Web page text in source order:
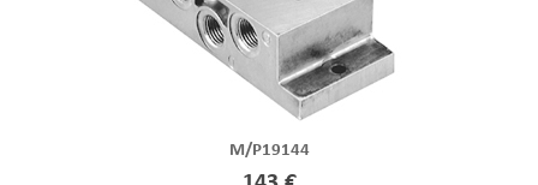
M/P19144